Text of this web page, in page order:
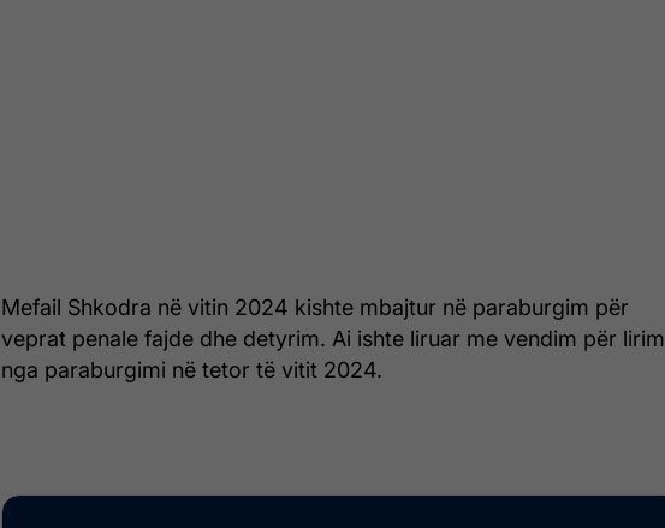
Mefail Shkodra në vitin 2024 kishte mbajtur në paraburgim për
veprat penale fajde dhe detyrim. Ai ishte liruar me vendim për lirim
nga paraburgimi në tetor të vitit 2024.